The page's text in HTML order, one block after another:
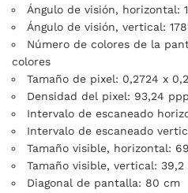
Ángulo de visión, horizontal:
Ángulo de visión, vertical:
Número de colores de la
colores
Tamaño de pixel: 0,2724 x
Densidad del pixel: 93,24 ppp
Intervalo de escaneado
Intervalo de escaneado
Tamaño visible, horizontal:
Tamaño visible, vertical: 39,2
Diagonal de pantalla: 80 cm